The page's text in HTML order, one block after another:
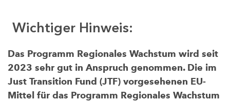
Wichtiger Hinweis:
Das Programm Regionales Wachstum wird seit
2023 sehr gut in Anspruch genommen. Die im
Just Transition Fund (JTF) vorgesehenen EU-
Mittel für das Programm Regionales Wachstum